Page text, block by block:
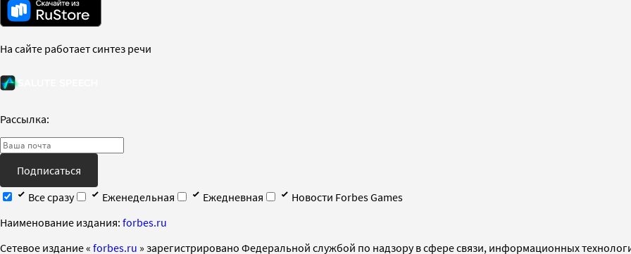
На сайте работает синтез речи
Рассылка:
Подписаться
Все сразу
Еженедельная Ежедневная
Новости Forbes Games
Наименование издания: forbes.ru
Cетевое издание « forbes.ru » зарегистрировано Федеральной службой по надзору в сфере связи, информационных